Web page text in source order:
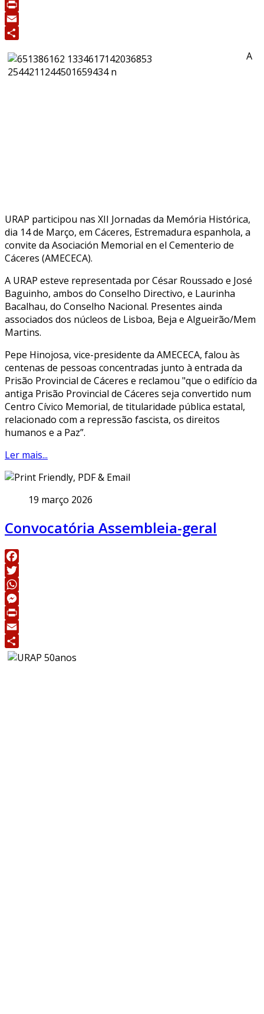
Messenger
Print
Email
A
URAP participou nas XII Jornadas da Memória Histórica,
dia 14 de Março, em Cáceres, Estremadura espanhola, a
convite da Asociación Memorial en el Cementerio de
Cáceres (AMECECA).
A URAP esteve representada por César Roussado e José
Baguinho, ambos do Conselho Directivo, e Laurinha
Bacalhau, do Conselho Nacional. Presentes ainda
associados dos núcleos de Lisboa, Beja e Algueirão/Mem
Martins.
Pepe Hinojosa, vice-presidente da AMECECA, falou às
centenas de pessoas concentradas junto à entrada da
Prisão Provincial de Cáceres e reclamou "que o edifício da
antiga Prisão Provincial de Cáceres seja convertido num
Centro Cívico Memorial, de titularidade pública estatal,
relacionado com a repressão fascista, os direitos
humanos e a Paz”.
Ler mais...
19 março 2026
Convocatória Assembleia-geral
Facebook
Twitter
WhatsApp
Messenger
Print
Email
Share